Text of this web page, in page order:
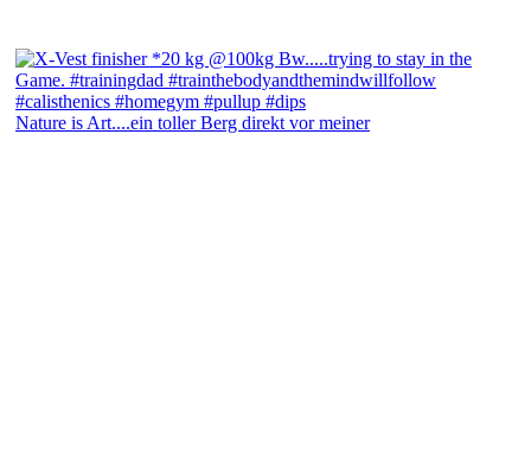
Nature is Art....ein toller Berg direkt vor meiner